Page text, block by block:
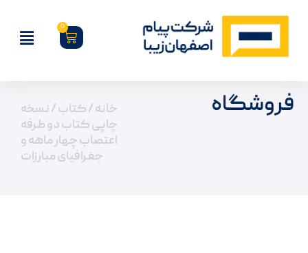
0
فروشگاه خانه/کتاب/ نسخه
چاپی کتاب دو طرفه
اعتصاب چهار ماهه و
جغرافیای مبارزات